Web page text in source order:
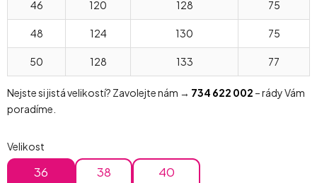
46 120 128 75
48 124 130 75
50 128 133 77
Nejste si jistá velikostí? Zavolejte nám → 734 622 002 – rády Vám
poradíme.
Velikost
36 38 40